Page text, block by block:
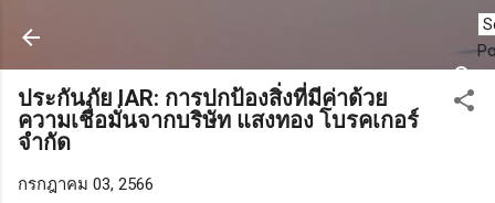
ประกันภัย IAR: การปกป้องสิ่งที่มีค่าด้วย
ความเชื่อมั่นจากบริษัท แสงทอง โบรคเกอร์
จำกัด
กรกฎาคม 03, 2566